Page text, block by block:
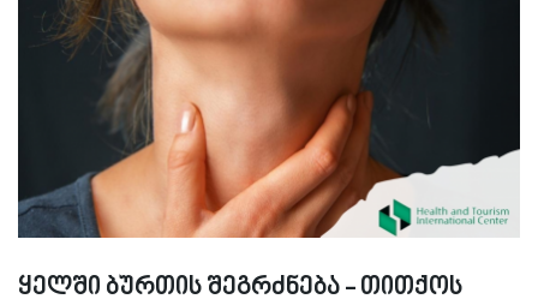
ყელში ბურთის შეგრძნება - თითქოს